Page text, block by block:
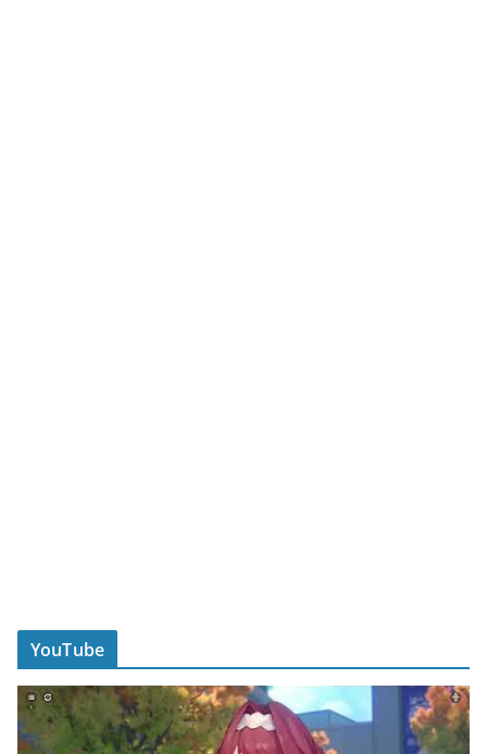
YouTube